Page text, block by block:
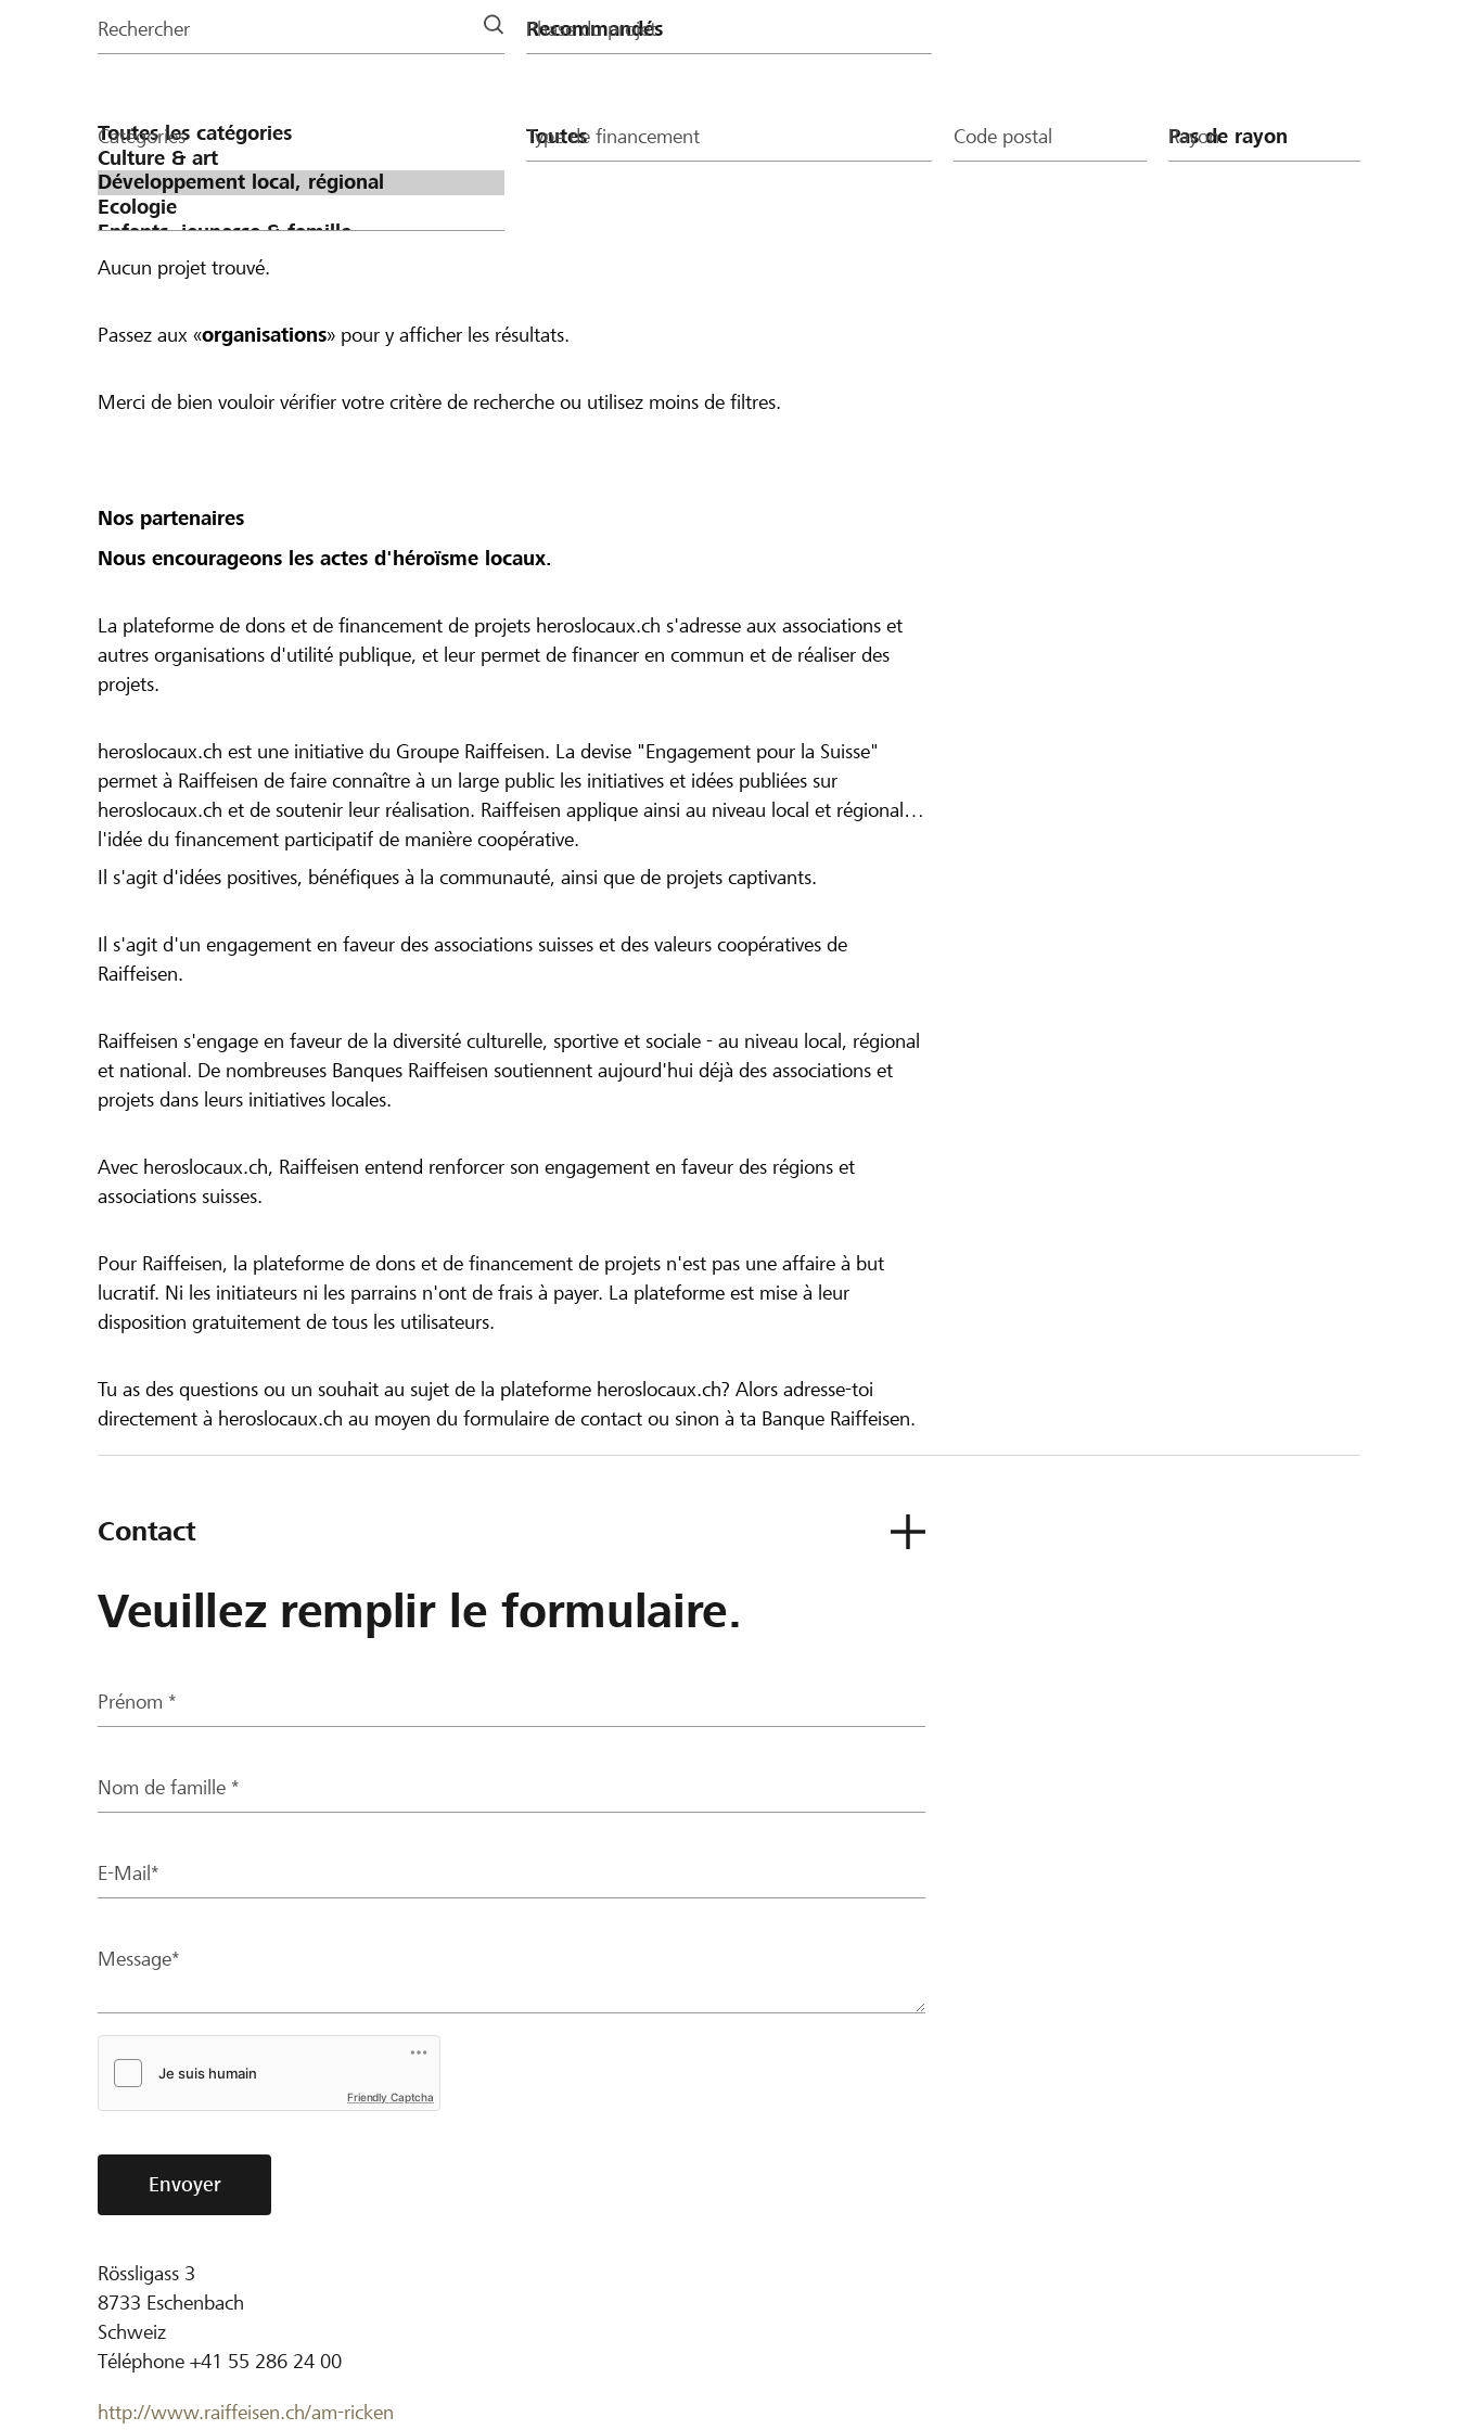
la
Rechercher Phase du projet
Catégories Type de financement Code postal Rayon
Aucun projet trouvé.
Passez aux «organisations» pour y afficher les résultats.
Merci de bien vouloir vérifier votre critère de recherche ou utilisez moins de filtres.
Nos partenaires
Nous encourageons les actes d'héroïsme locaux.
La plateforme de dons et de financement de projets heroslocaux.ch s'adresse aux associations et
autres organisations d'utilité publique, et leur permet de financer en commun et de réaliser des
projets.
heroslocaux.ch est une initiative du Groupe Raiffeisen. La devise "Engagement pour la Suisse"
permet à Raiffeisen de faire connaître à un large public les initiatives et idées publiées sur
heroslocaux.ch et de soutenir leur réalisation. Raiffeisen applique ainsi au niveau local et régional
l'idée du financement participatif de manière coopérative.
Il s'agit d'idées positives, bénéfiques à la communauté, ainsi que de projets captivants.
Il s'agit d'un engagement en faveur des associations suisses et des valeurs coopératives de
Raiffeisen.
Raiffeisen s'engage en faveur de la diversité culturelle, sportive et sociale - au niveau local, régional
et national. De nombreuses Banques Raiffeisen soutiennent aujourd'hui déjà des associations et
projets dans leurs initiatives locales.
Avec heroslocaux.ch, Raiffeisen entend renforcer son engagement en faveur des régions et
associations suisses.
Pour Raiffeisen, la plateforme de dons et de financement de projets n'est pas une affaire à but
lucratif. Ni les initiateurs ni les parrains n'ont de frais à payer. La plateforme est mise à leur
disposition gratuitement de tous les utilisateurs.
Tu as des questions ou un souhait au sujet de la plateforme heroslocaux.ch? Alors adresse-toi
directement à heroslocaux.ch au moyen du formulaire de contact ou sinon à ta Banque Raiffeisen.
Contact
Veuillez remplir le formulaire.
Prénom *
Nom de famille *
E-Mail*
Message*
Friendly Captcha
Envoyer
Rössligass 3
8733 Eschenbach
Schweiz
Téléphone +41 55 286 24 00
http://www.raiffeisen.ch/am-ricken